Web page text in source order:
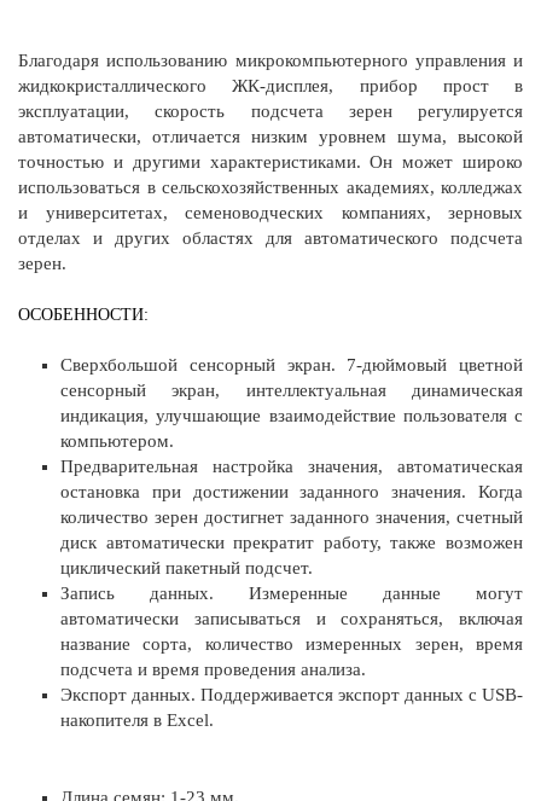
Благодаря использованию микрокомпьютерного управления и
жидкокристаллического ЖК-дисплея, прибор прост в
эксплуатации, скорость подсчета зерен регулируется
автоматически, отличается низким уровнем шума, высокой
точностью и другими характеристиками. Он может широко
использоваться в сельскохозяйственных академиях, колледжах
и университетах, семеноводческих компаниях, зерновых
отделах и других областях для автоматического подсчета
зерен.
ОСОБЕННОСТИ:
Сверхбольшой сенсорный экран. 7-дюймовый цветной
сенсорный экран, интеллектуальная динамическая
индикация, улучшающие взаимодействие пользователя с
компьютером.
Предварительная настройка значения, автоматическая
остановка при достижении заданного значения. Когда
количество зерен достигнет заданного значения, счетный
диск автоматически прекратит работу, также возможен
циклический пакетный подсчет.
Запись данных. Измеренные данные могут
автоматически записываться и сохраняться, включая
название сорта, количество измеренных зерен, время
подсчета и время проведения анализа.
Экспорт данных. Поддерживается экспорт данных с USB-
накопителя в Excel.
Длина семян: 1-23 мм.